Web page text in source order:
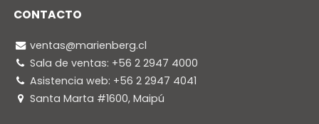
CONTACTO
ventas@marienberg.cl
Sala de ventas: +56 2 2947 4000
Asistencia web: +56 2 2947 4041
Santa Marta #1600, Maipú